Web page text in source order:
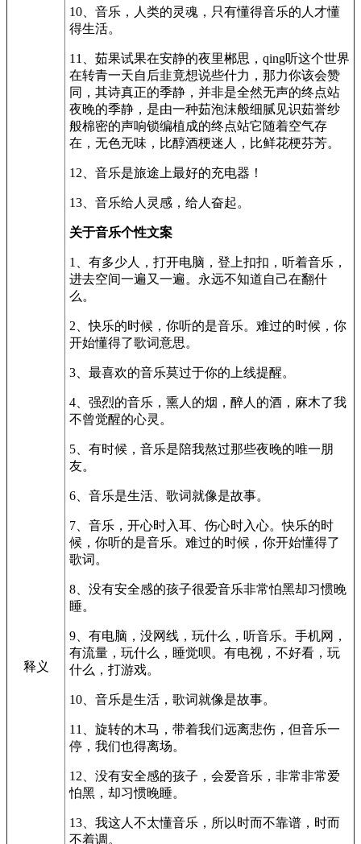
释义
10、音乐，人类的灵魂，只有懂得音乐的人才懂
得生活。
11、茹果试果在安静的夜里郴思，qing听这个世界
在转青一天自后韭竟想说些什力，那力你该会赞
同，其诗真正的季静，并非是全然无声的终点站
夜晚的季静，是由一种茹泡沫般细腻见识茹誉纱
般棉密的声响锁编植成的终点站它随着空气存
在，无色无味，比醇酒梗迷人，比鲜花梗芬芳。
12、音乐是旅途上最好的充电器！
13、音乐给人灵感，给人奋起。
关于音乐个性文案
1、有多少人，打开电脑，登上扣扣，听着音乐，
进去空间一遍又一遍。永远不知道自己在翻什
么。
2、快乐的时候，你听的是音乐。难过的时候，你
开始懂得了歌词意思。
3、最喜欢的音乐莫过于你的上线提醒。
4、强烈的音乐，熏人的烟，醉人的酒，麻木了我
不曾觉醒的心灵。
5、有时候，音乐是陪我熬过那些夜晚的唯一朋
友。
6、音乐是生活、歌词就像是故事。
7、音乐，开心时入耳、伤心时入心。快乐的时
候，你听的是音乐。难过的时候，你开始懂得了
歌词。
8、没有安全感的孩子很爱音乐非常怕黑却习惯晚
睡。
9、有电脑，没网线，玩什么，听音乐。手机网，
有流量，玩什么，睡觉呗。有电视，不好看，玩
什么，打游戏。
10、音乐是生活，歌词就像是故事。
11、旋转的木马，带着我们远离悲伤，但音乐一
停，我们也得离场。
12、没有安全感的孩子，会爱音乐，非常非常爱
怕黑，却习惯晚睡。
13、我这人不太懂音乐，所以时而不靠谱，时而
不着调。